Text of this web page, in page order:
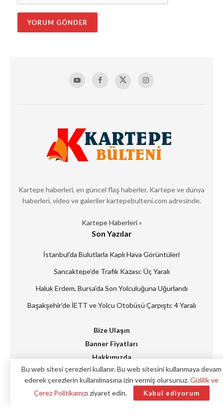
Kartepe haberleri, en güncel flaş haberler, Kartepe ve dünya
haberleri, video ve galeriler kartepebulteni.com adresinde.
Kartepe Haberleri »
Son Yazılar
İstanbul’da Bulutlarla Kaplı Hava Görüntüleri
Sancaktepe’de Trafik Kazası: Üç Yaralı
Haluk Erdem, Bursa’da Son Yolculuğuna Uğurlandı
Başakşehir’de İETT ve Yolcu Otobüsü Çarpıştı: 4 Yaralı
Bize Ulaşın
Banner Fiyatları
Hakkımızda
Künye
Reklam Verin
Bu web sitesi çerezleri kullanır. Bu web sitesini kullanmaya devam
ederek çerezlerin kullanılmasına izin vermiş olursunuz.Gizlilik ve
Çerez Politikamızı ziyaret edin. Kabul ediyorum